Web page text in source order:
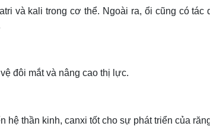
và kali trong cơ thể. Ngoài ra, ổi cũng có tác
đôi mắt và nâng cao thị lực.
hệ thần kinh, canxi tốt cho sự phát triển của